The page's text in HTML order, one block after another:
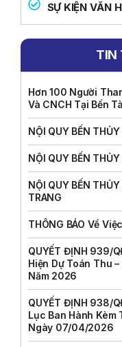
SỰ KIỆN VĂN
TIN
Hơn 100 Người
Và CNCH Tại Bến
NỘI QUY BẾN
NỘI QUY BẾN
NỘI QUY BẾN
TRANG
THÔNG BÁO Về
QUYẾT ĐỊNH 939/
Hiện Dự Toán Thu
Năm 2026
QUYẾT ĐỊNH 938/
Lục Ban Hành
Ngày 07/04/2026